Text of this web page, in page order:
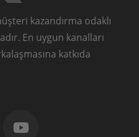
kazandırma odaklı
En uygun kanalları
katkıda